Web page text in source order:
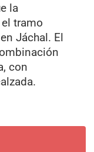
la
tramo
Jáchal. El
con